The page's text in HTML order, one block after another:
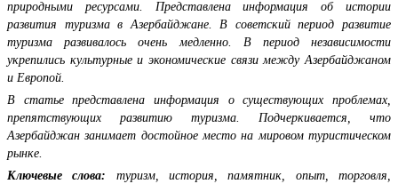
природными ресурсами. Представлена информация об истории
развития туризма в Азербайджане. В советский период развитие
туризма развивалось очень медленно. В период независимости
укрепились культурные и экономические связи между Азербайджаном
и Европой.
В статье представлена информация о существующих проблемах,
препятствующих развитию туризма. Подчеркивается, что
Азербайджан занимает достойное место на мировом туристическом
рынке.
Ключевые слова: туризм, история, памятник, опыт, торговля,